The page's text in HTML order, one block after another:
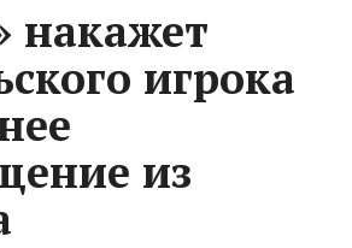
накажет
игрока
из